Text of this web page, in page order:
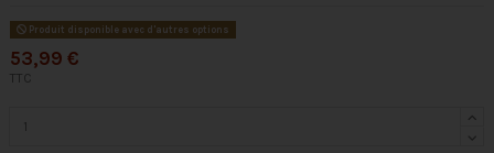
Produit disponible avec d'autres options
53,99 €
TTC